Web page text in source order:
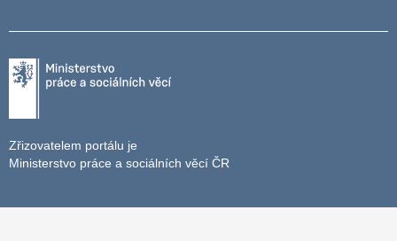
Zřizovatelem portálu je
Ministerstvo práce a sociálních věcí ČR